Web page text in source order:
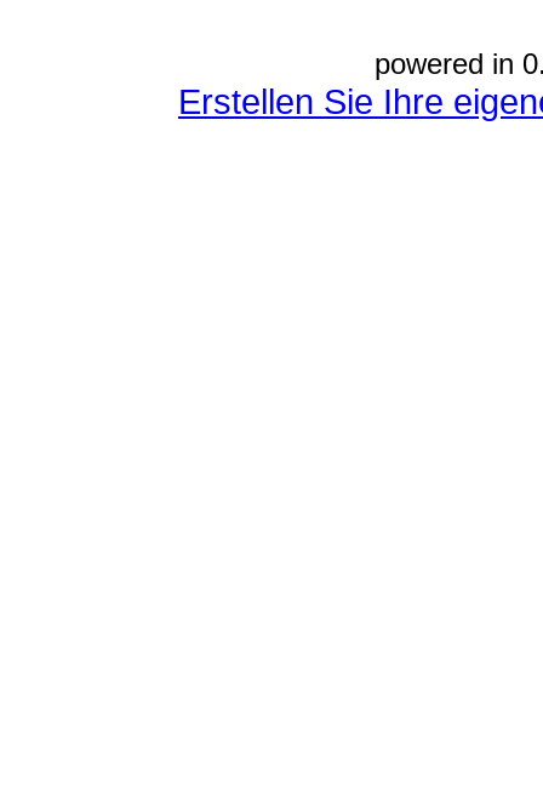
powered in
Erstellen Sie Ihre